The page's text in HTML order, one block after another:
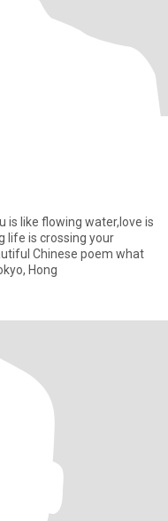
is like flowing water,love is
life is crossing your
Chinese poem what
Tokyo, Hong